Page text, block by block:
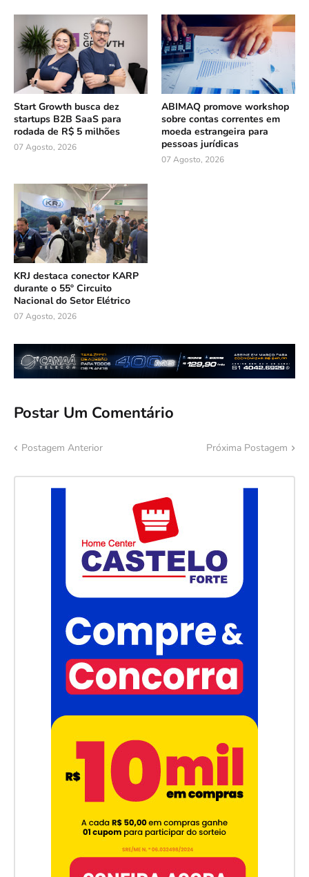
Start Growth busca dez
startups B2B SaaS para
rodada de R$ 5 milhões
07 Agosto, 2026
ABIMAQ promove workshop
sobre contas correntes em
moeda estrangeira para
pessoas jurídicas
07 Agosto, 2026
KRJ destaca conector KARP
durante o 55º Circuito
Nacional do Setor Elétrico
07 Agosto, 2026
Postar Um Comentário
Postagem Anterior Próxima Postagem